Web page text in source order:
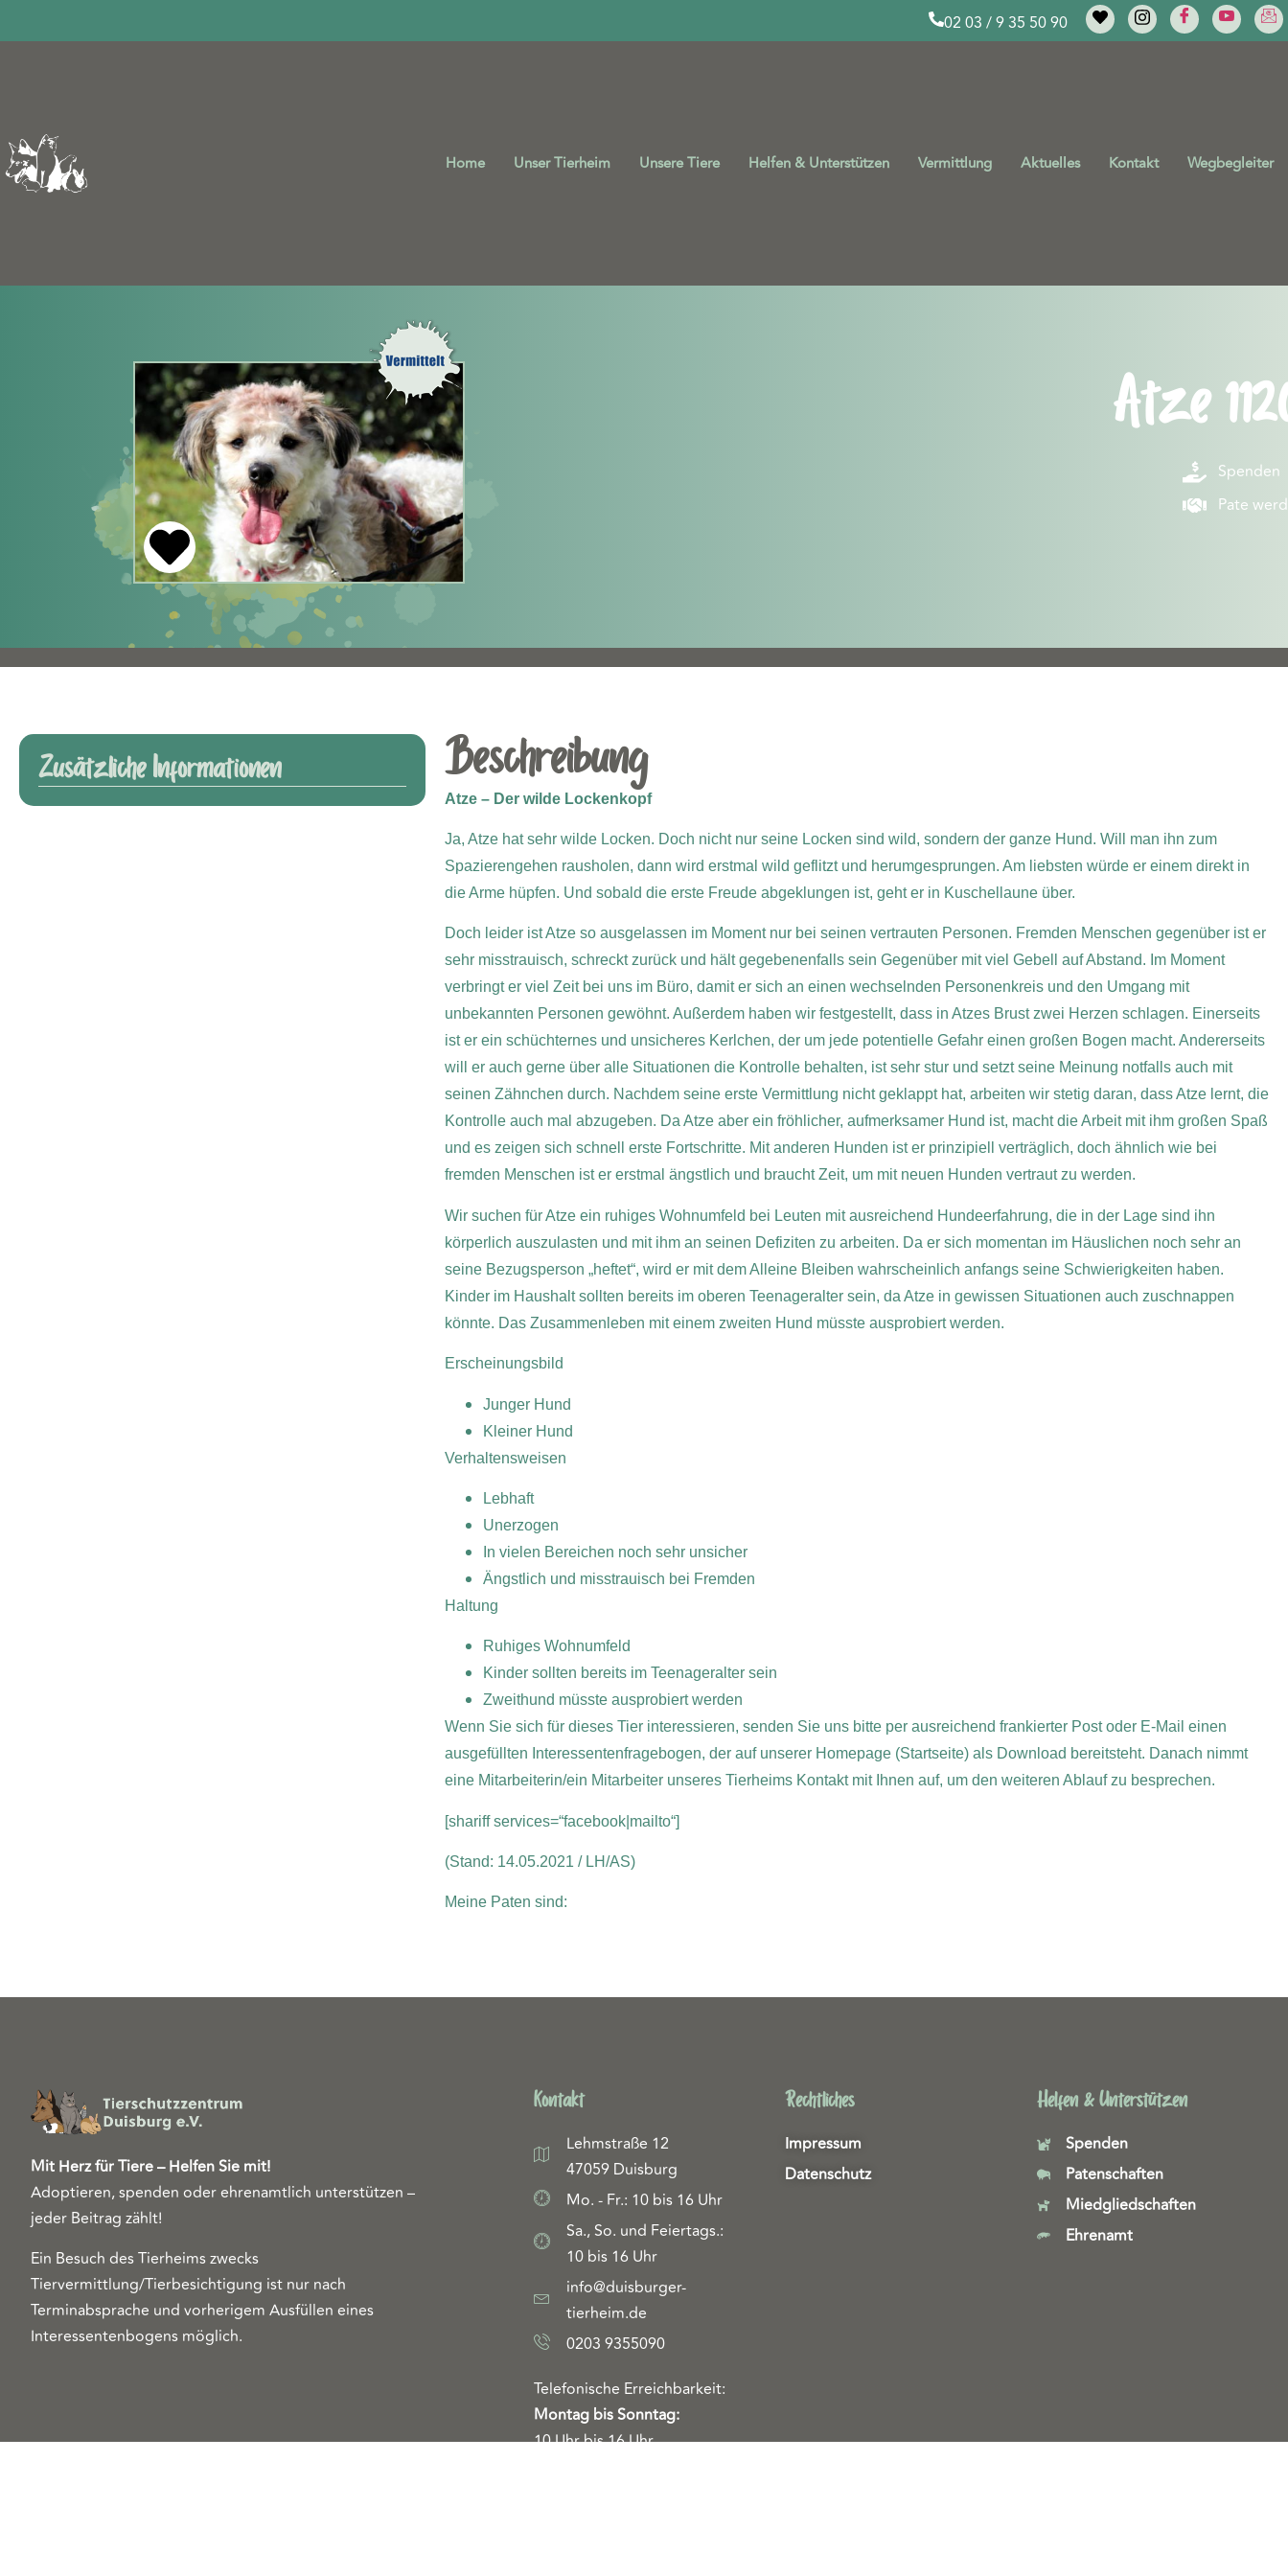
02 03 / 9 35 50 90
Home Unser Tierheim Unsere Tiere Helfen & Unterstützen Vermittlung Aktuelles Kontakt Wegbegleiter
Atze
Spenden
Pate
Zusätzliche Informationen Beschreibung
Atze – Der wilde Lockenkopf
Ja, Atze hat sehr wilde Locken. Doch nicht nur seine Locken sind wild, sondern der ganze Hund. Will man ihn zum
Spazierengehen rausholen, dann wird erstmal wild geflitzt und herumgesprungen. Am liebsten würde er einem direkt in
die Arme hüpfen. Und sobald die erste Freude abgeklungen ist, geht er in Kuschellaune über.
Doch leider ist Atze so ausgelassen im Moment nur bei seinen vertrauten Personen. Fremden Menschen gegenüber ist er
sehr misstrauisch, schreckt zurück und hält gegebenenfalls sein Gegenüber mit viel Gebell auf Abstand. Im Moment
verbringt er viel Zeit bei uns im Büro, damit er sich an einen wechselnden Personenkreis und den Umgang mit
unbekannten Personen gewöhnt. Außerdem haben wir festgestellt, dass in Atzes Brust zwei Herzen schlagen. Einerseits
ist er ein schüchternes und unsicheres Kerlchen, der um jede potentielle Gefahr einen großen Bogen macht. Andererseits
will er auch gerne über alle Situationen die Kontrolle behalten, ist sehr stur und setzt seine Meinung notfalls auch mit
seinen Zähnchen durch. Nachdem seine erste Vermittlung nicht geklappt hat, arbeiten wir stetig daran, dass Atze lernt, die
Kontrolle auch mal abzugeben. Da Atze aber ein fröhlicher, aufmerksamer Hund ist, macht die Arbeit mit ihm großen Spaß
und es zeigen sich schnell erste Fortschritte. Mit anderen Hunden ist er prinzipiell verträglich, doch ähnlich wie bei
fremden Menschen ist er erstmal ängstlich und braucht Zeit, um mit neuen Hunden vertraut zu werden.
Wir suchen für Atze ein ruhiges Wohnumfeld bei Leuten mit ausreichend Hundeerfahrung, die in der Lage sind ihn
körperlich auszulasten und mit ihm an seinen Defiziten zu arbeiten. Da er sich momentan im Häuslichen noch sehr an
seine Bezugsperson „heftet“, wird er mit dem Alleine Bleiben wahrscheinlich anfangs seine Schwierigkeiten haben.
Kinder im Haushalt sollten bereits im oberen Teenageralter sein, da Atze in gewissen Situationen auch zuschnappen
könnte. Das Zusammenleben mit einem zweiten Hund müsste ausprobiert werden.
Erscheinungsbild
Junger Hund
Kleiner Hund
Verhaltensweisen
Lebhaft
Unerzogen
In vielen Bereichen noch sehr unsicher
Ängstlich und misstrauisch bei Fremden
Haltung
Ruhiges Wohnumfeld
Kinder sollten bereits im Teenageralter sein
Zweithund müsste ausprobiert werden
Wenn Sie sich für dieses Tier interessieren, senden Sie uns bitte per ausreichend frankierter Post oder E-Mail einen
ausgefüllten Interessentenfragebogen, der auf unserer Homepage (Startseite) als Download bereitsteht. Danach nimmt
eine Mitarbeiterin/ein Mitarbeiter unseres Tierheims Kontakt mit Ihnen auf, um den weiteren Ablauf zu besprechen.
[shariff services=“facebook|mailto“]
(Stand: 14.05.2021 / LH/AS)
Meine Paten sind:
Mit Herz für Tiere – Helfen Sie mit!
Adoptieren, spenden oder ehrenamtlich unterstützen –
jeder Beitrag zählt!
Ein Besuch des Tierheims zwecks
Tiervermittlung/Tierbesichtigung ist nur nach
Terminabsprache und vorherigem Ausfüllen eines
Interessentenbogens möglich.
Kontakt
Lehmstraße 12
47059 Duisburg
Mo. - Fr.: 10 bis 16 Uhr
Sa., So. und Feiertags.:
10 bis 16 Uhr
info@duisburger-
tierheim.de
0203 9355090
Telefonische Erreichbarkeit:
Montag bis Sonntag:
10 Uhr bis 16 Uhr
Rechtliches
Impressum
Datenschutz
Helfen & Unterstützen
Spenden
Patenschaften
Miedgliedschaften
Ehrenamt